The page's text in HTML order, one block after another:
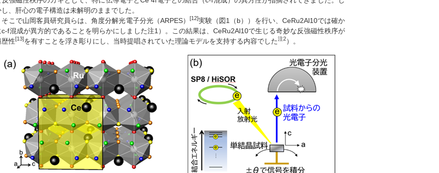
し、肝心の電子構造は未解明のままでした。
こで山岡客員研究員らは、角度分解光電子分光（ARPES）
[12]実験（図1（b））を行い、CeRu2Al10では確か
c-f混成が異方的であることを明らかにしました注1）。この結果は、CeRu2Al10で生じる奇妙な反強磁性秩序が
歴性[13]を有すことを浮き彫りにし、当時提唱されていた理論モデルを支持する内容でした注2）。